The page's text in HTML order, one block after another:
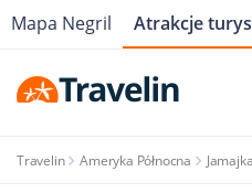
Travelin Ameryka Północna Jamajka
Mapa Negril Atrakcje